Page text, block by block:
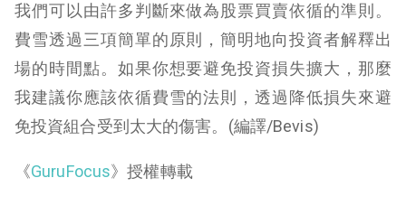
我們可以由許多判斷來做為股票買賣依循的準則。
費雪透過三項簡單的原則，簡明地向投資者解釋出
場的時間點。如果你想要避免投資損失擴大，那麼
我建議你應該依循費雪的法則，透過降低損失來避
免投資組合受到太大的傷害。(編譯/Bevis)
《GuruFocus》授權轉載